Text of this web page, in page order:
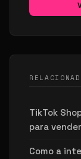
TikTok
para
Como a